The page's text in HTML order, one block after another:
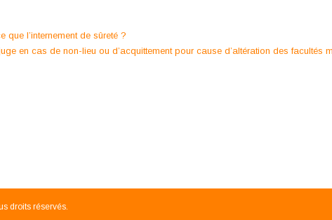
que l’internement de sûreté ?
en cas de non-lieu ou d’acquittement pour cause d’altération des facultés
droits réservés.